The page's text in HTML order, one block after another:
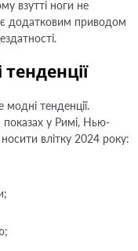
взутті ноги не
додатковим приводом
тенденції.
показах у Римі, Нью-
влітку 2024 року: